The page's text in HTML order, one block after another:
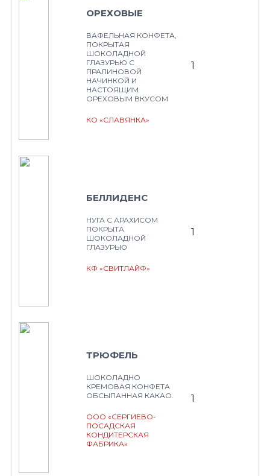
ОРЕХОВЫЕ
ВАФЕЛЬНАЯ КОНФЕТА,
ПОКРЫТАЯ
ШОКОЛАДНОЙ
ГЛАЗУРЬЮ С
ПРАЛИНОВОЙ
НАЧИНКОЙ И
НАСТОЯЩИМ
ОРЕХОВЫМ ВКУСОМ
КО «СЛАВЯНКА»
1
БЕЛЛИДЕНС
НУГА С АРАХИСОМ
ПОКРЫТА
ШОКОЛАДНОЙ
ГЛАЗУРЬЮ
КФ «СВИТЛАЙФ»
1
ТРЮФЕЛЬ
ШОКОЛАДНО
КРЕМОВАЯ КОНФЕТА
ОБСЫПАННАЯ КАКАО.
ООО «СЕРГИЕВО-
ПОСАДСКАЯ
КОНДИТЕРСКАЯ
ФАБРИКА»
1